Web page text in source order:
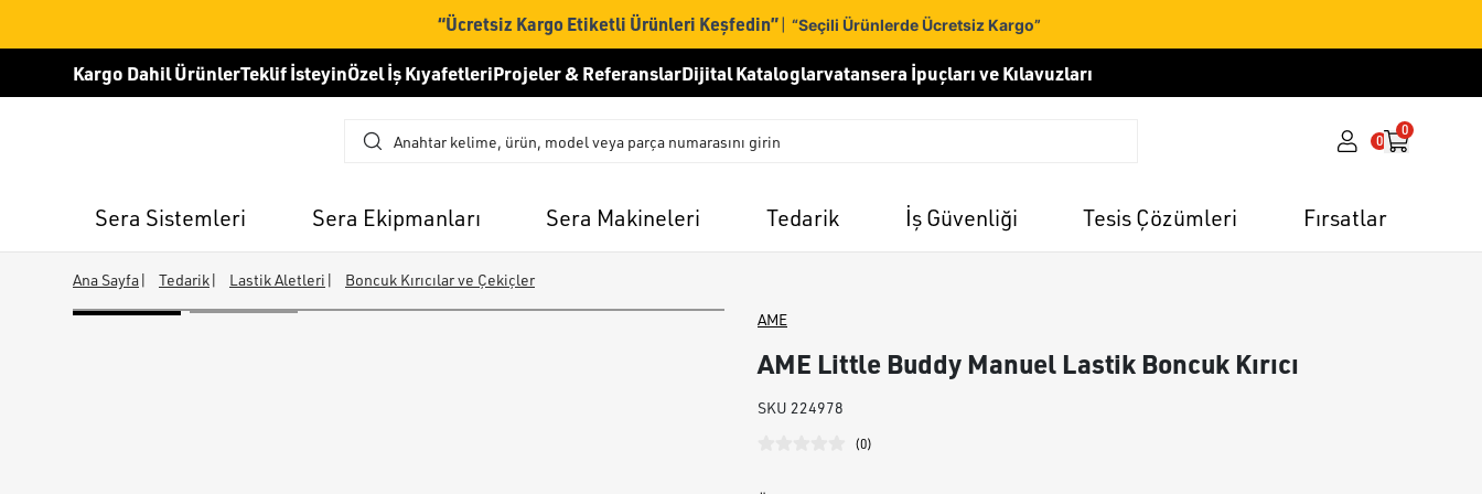
“Ücretsiz Kargo Etiketli Ürünleri Keşfedin”| “Seçili Ürünlerde Ücretsiz Kargo”
Kargo Dahil ÜrünlerTeklif İsteyinÖzel İş KıyafetleriProjeler & ReferanslarDijital Kataloglarvatansera İpuçları ve Kılavuzları
0
0
Sera Sistemleri Sera Ekipmanları Sera Makineleri Tedarik İş Güvenliği Tesis Çözümleri Fırsatlar
Ana Sayfa| Tedarik| Lastik Aletleri | Boncuk Kırıcılar ve Çekiçler
AME
AME Little Buddy Manuel Lastik Boncuk Kırıcı
SKU 224978
(0)